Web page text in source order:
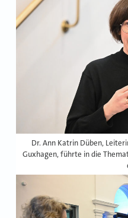
Dr. Ann Katrin Düben,
Guxhagen, führte in die